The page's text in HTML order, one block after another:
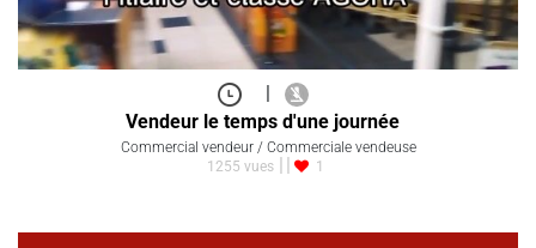
Vendeur le temps d'une journée
Commercial vendeur / Commerciale vendeuse
1255 vues
1